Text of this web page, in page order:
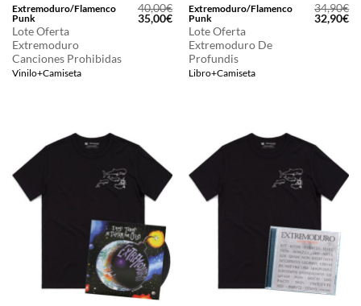
Extremoduro/Flamenco
Punk
Lote Oferta
Extremoduro
Canciones Prohibidas
Vinilo+Camiseta
40,00€
El
precio
35,00€El
precio
actual
35,00€.
Extremoduro/Flamenco
Punk
Lote Oferta
Extremoduro De
Profundis
Libro+Camiseta
34,90€
El
precio
32,90€El